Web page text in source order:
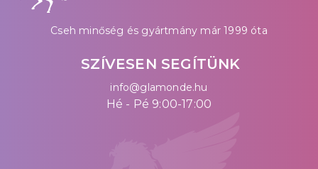
Cseh minőség és gyártmány már 1999 óta
SZÍVESEN SEGÍTÜNK
info@glamonde.hu
Hé - Pé 9:00-17:00